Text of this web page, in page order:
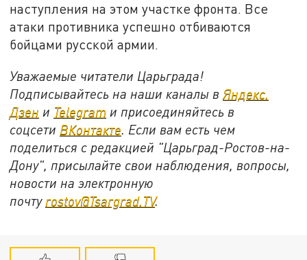
наступления на этом участке фронта. Все
атаки противника успешно отбиваются
бойцами русской армии.
Уважаемые читатели Царьграда!
Подписывайтесь на наши каналы вЯндекс.
Дзен и Telegram и присоединяйтесь в
соцсети ВКонтакте. Если вам есть чем
поделиться с редакцией "Царьград-Ростов-на-
Дону", присылайте свои наблюдения, вопросы,
новости на электронную
почту rostov@Tsargrad.ТV.